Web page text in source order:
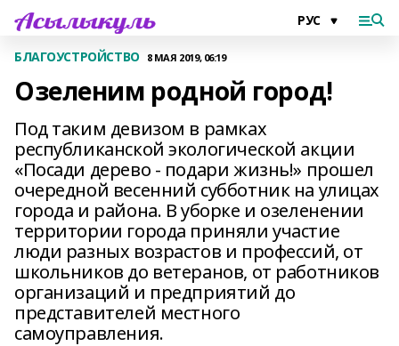
БЛАГОУСТРОЙСТВО 8 МАЯ 2019, 06:19
Озеленим родной город!
Под таким девизом в рамках
республиканской экологической акции
«Посади дерево - подари жизнь!» прошел
очередной весенний субботник на улицах
города и района. В уборке и озеленении
территории города приняли участие
люди разных возрастов и профессий, от
школьников до ветеранов, от работников
организаций и предприятий до
представителей местного
самоуправления.